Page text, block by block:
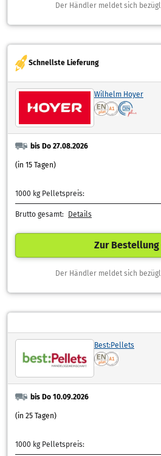
Der Händler meldet sich
Schnellste Lieferung
Wilhelm Hoyer
bis Do 27.08.2026
(in 15 Tagen)
1000 kg Pelletspreis:
Brutto gesamt: Details
Zur Bestellung
Der Händler meldet sich
Best:Pellets
bis Do 10.09.2026
(in 25 Tagen)
1000 kg Pelletspreis: